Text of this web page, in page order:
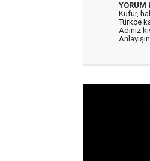
YORUM
Küfür,
Türkçe
Adınız